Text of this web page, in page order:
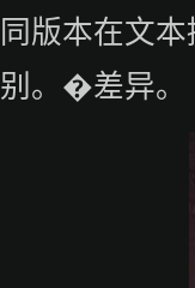
同版本在文
别。�差异。